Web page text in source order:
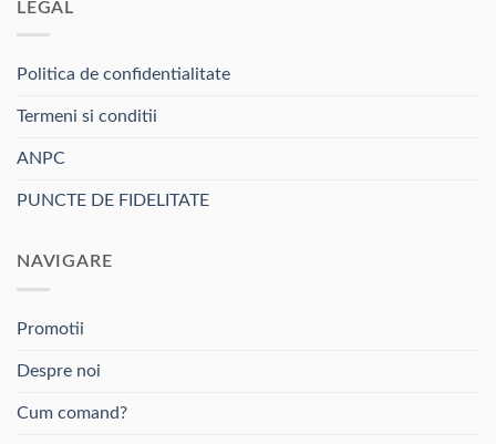
LEGAL
Politica de confidentialitate
Termeni si conditii
ANPC
PUNCTE DE FIDELITATE
NAVIGARE
Promotii
Despre noi
Cum comand?